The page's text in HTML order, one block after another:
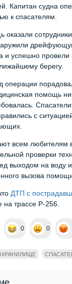
Капитан судна
к спасателям.
и успешно
берегу.
операции
помощь
Спасатели
с
всем любителям
проверки
выходом на воду
вызова
ДТП с
на трассе Р-256.
0 0